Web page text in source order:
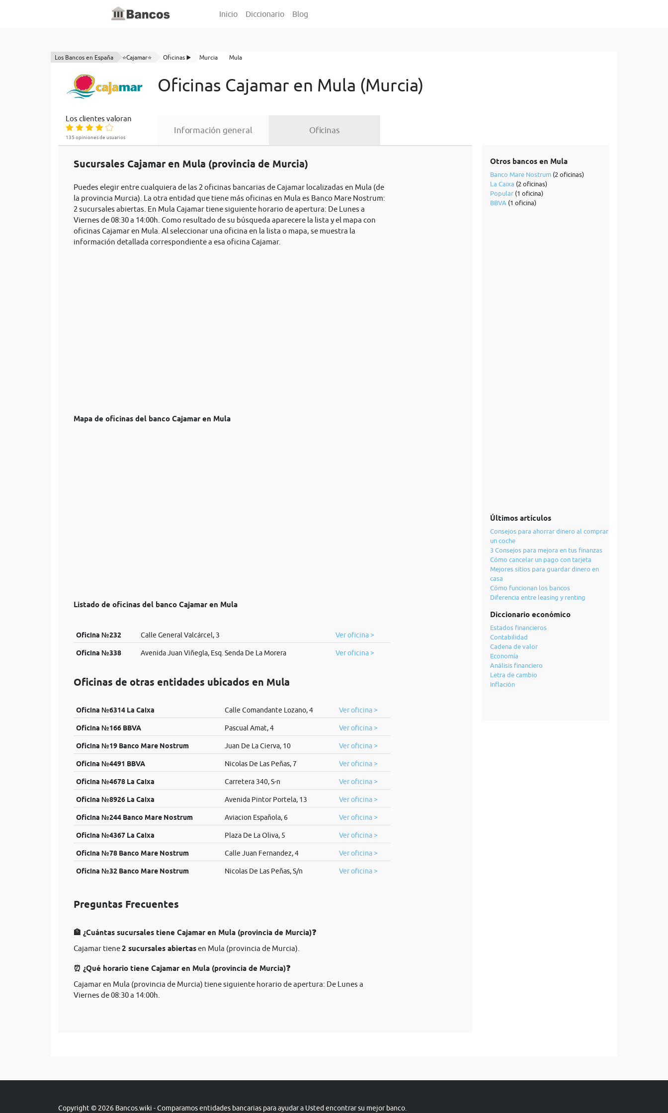
Inicio Diccionario Blog
Los Bancos en España ⭐Cajamar⭐ Oficinas ▶️ Murcia Mula
Oficinas Cajamar en Mula (Murcia)
Los clientes valoran
135 opiniones de usuarios
Información general Oficinas
Sucursales Cajamar en Mula (provincia de Murcia)
Puedes elegir entre cualquiera de las 2 oficinas bancarias de Cajamar localizadas en Mula (de
la provincia Murcia). La otra entidad que tiene más oficinas en Mula es Banco Mare Nostrum:
2 sucursales abiertas. En Mula Cajamar tiene siguiente horario de apertura: De Lunes a
Viernes de 08:30 a 14:00h. Como resultado de su búsqueda aparecere la lista y el mapa con
oficinas Cajamar en Mula. Al seleccionar una oficina en la lista o mapa, se muestra la
información detallada correspondiente a esa oficina Cajamar.
Mapa de oficinas del banco Cajamar en Mula
Listado de oficinas del banco Cajamar en Mula
Oficina №232 Calle General Valcárcel, 3 Ver oficina >
Oficina №338 Avenida Juan Viñegla, Esq. Senda De La Morera Ver oficina >
Oficinas de otras entidades ubicados en Mula
Oficina №6314 La Caixa Calle Comandante Lozano, 4 Ver oficina >
Oficina №166 BBVA Pascual Amat, 4 Ver oficina >
Oficina №19 Banco Mare Nostrum Juan De La Cierva, 10 Ver oficina >
Oficina №4491 BBVA Nicolas De Las Peñas, 7 Ver oficina >
Oficina №4678 La Caixa Carretera 340, S-n Ver oficina >
Oficina №8926 La Caixa Avenida Pintor Portela, 13 Ver oficina >
Oficina №244 Banco Mare Nostrum Aviacion Española, 6 Ver oficina >
Oficina №4367 La Caixa Plaza De La Oliva, 5 Ver oficina >
Oficina №78 Banco Mare Nostrum Calle Juan Fernandez, 4 Ver oficina >
Oficina №32 Banco Mare Nostrum Nicolas De Las Peñas, S/n Ver oficina >
Preguntas Frecuentes
🏦 ¿Cuántas sucursales tiene Cajamar en Mula (provincia de Murcia)❓
Cajamar tiene2 sucursales abiertasen Mula (provincia de Murcia).
⏰ ¿Qué horario tiene Cajamar en Mula (provincia de Murcia)❓
Cajamar en Mula (provincia de Murcia) tiene siguiente horario de apertura: De Lunes a
Viernes de 08:30 a 14:00h.
Otros bancos en Mula
Banco Mare Nostrum(2 oficinas)
La Caixa (2 oficinas)
Popular(1 oficina)
BBVA (1 oficina)
Últimos artículos
Consejos para ahorrar dinero al comprar
un coche
3 Consejos para mejora en tus finanzas
Cómo cancelar un pago con tarjeta
Mejores sitios para guardar dinero en
casa
Cómo funcionan los bancos
Diferencia entre leasing y renting
Diccionario económico
Estados financieros
Contabilidad
Cadena de valor
Economía
Análisis financiero
Letra de cambio
Inflación
Copyright © 2026 Bancos.wiki - Comparamos entidades bancarias para ayudar a Usted encontrar su mejor banco.